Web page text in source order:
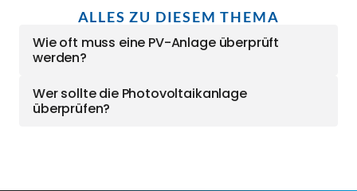
ALLES ZU DIESEM THEMA​
Wie oft muss eine PV-Anlage überprüft
werden?
Wer sollte die Photovoltaikanlage
überprüfen?